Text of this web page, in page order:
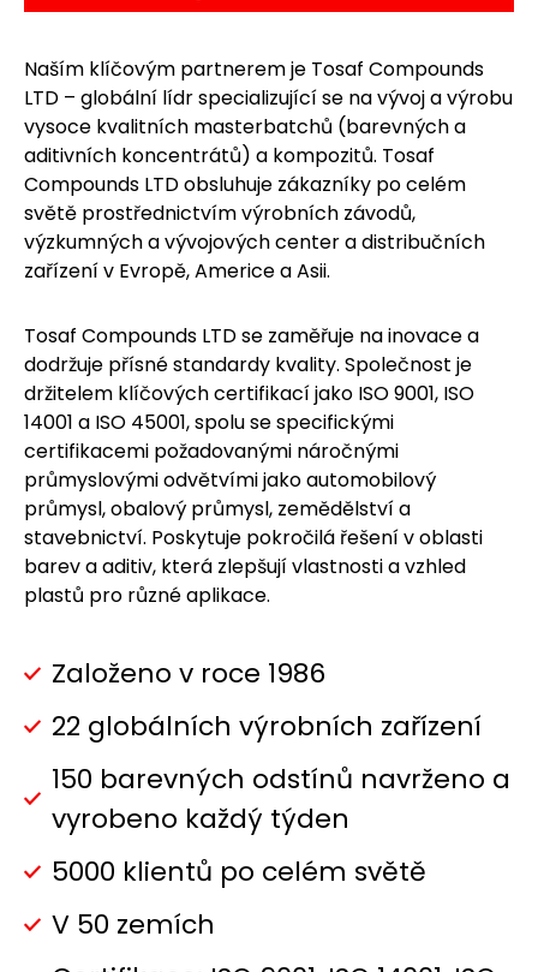
Naším klíčovým partnerem je Tosaf Compounds
LTD – globální lídr specializující se na vývoj a výrobu
vysoce kvalitních masterbatchů (barevných a
aditivních koncentrátů) a kompozitů. Tosaf
Compounds LTD obsluhuje zákazníky po celém
světě prostřednictvím výrobních závodů,
výzkumných a vývojových center a distribučních
zařízení v Evropě, Americe a Asii.
Tosaf Compounds LTD se zaměřuje na inovace a
dodržuje přísné standardy kvality. Společnost je
držitelem klíčových certifikací jako ISO 9001, ISO
14001 a ISO 45001, spolu se specifickými
certifikacemi požadovanými náročnými
průmyslovými odvětvími jako automobilový
průmysl, obalový průmysl, zemědělství a
stavebnictví. Poskytuje pokročilá řešení v oblasti
barev a aditiv, která zlepšují vlastnosti a vzhled
plastů pro různé aplikace.
Založeno v roce 1986
22 globálních výrobních zařízení
150 barevných odstínů navrženo a
vyrobeno každý týden
5000 klientů po celém světě
V 50 zemích